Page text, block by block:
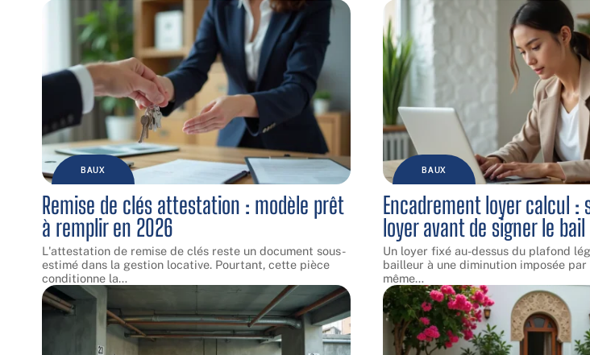
BAUX
Remise de clés attestation : modèle prêt
à remplir en 2026
L'attestation de remise de clés reste un document sous-
estimé dans la gestion locative. Pourtant, cette pièce
conditionne la…
BAUX
Encadrement loyer calcul :
loyer avant de signer le bail
Un loyer fixé au-dessus du plafond
bailleur à une diminution imposée
même…